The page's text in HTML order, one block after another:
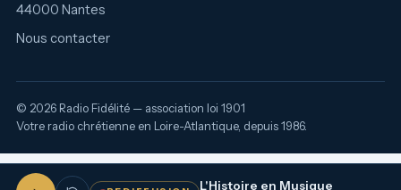
44000 Nantes
Nous contacter
© 2026 Radio Fidélité — association loi 1901
Votre radio chrétienne en Loire-Atlantique, depuis 1986.
L'Histoire en Musique